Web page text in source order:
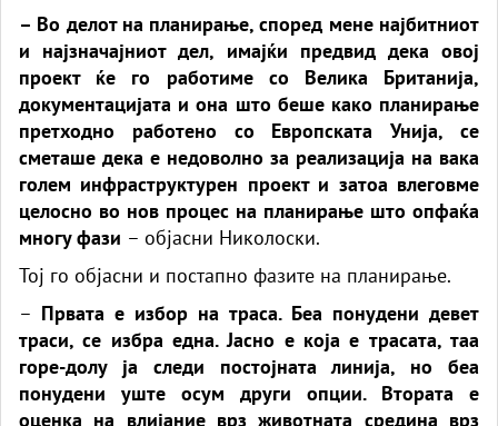
– Во делот на планирање, според мене најбитниот
и најзначајниот дел, имајќи предвид дека овој
проект ќе го работиме со Велика Британија,
документацијата и она што беше како планирање
претходно работено со Европската Унија, се
сметаше дека е недоволно за реализација на вака
голем инфраструктурен проект и затоа влеговме
целосно во нов процес на планирање што опфаќа
многу фази – објасни Николоски.
Тој го објасни и постапно фазите на планирање.
– Првата е избор на траса. Беа понудени девет
траси, се избра една. Јасно е која е трасата, таа
горе-долу ја следи постојната линија, но беа
понудени уште осум други опции. Втората е
оценка на влијание врз животната средина врз